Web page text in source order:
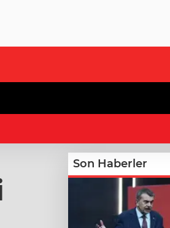
Son Haberler